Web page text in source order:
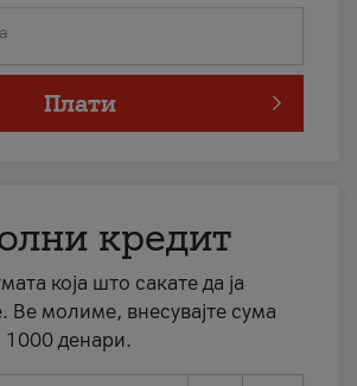
Плати
кредит
која што сакате да ја
Ве молиме, внесувајте сума
1000 денари.